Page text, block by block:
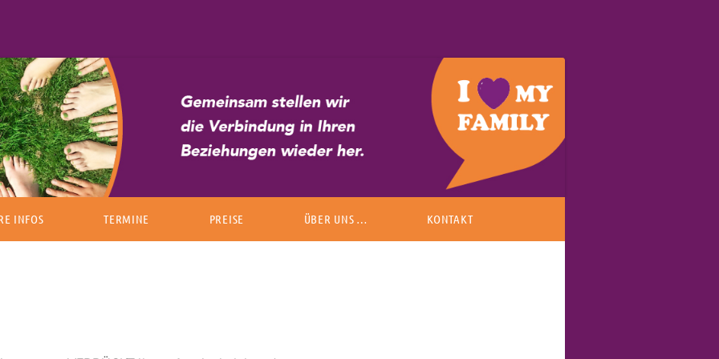
Zum Inhalt springen
INFOS TERMINE PREISE ÜBER UNS … KONTAKT